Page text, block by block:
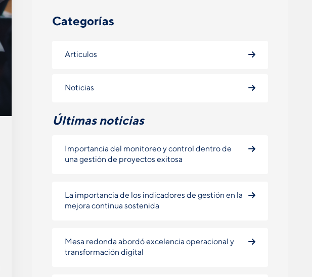
Categorías
Articulos
Noticias
Últimas noticias
Importancia del monitoreo y control dentro de
una gestión de proyectos exitosa
La importancia de los indicadores de gestión en la
mejora continua sostenida
Mesa redonda abordó excelencia operacional y
transformación digital